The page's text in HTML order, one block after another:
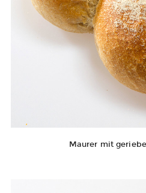
Maurer mit